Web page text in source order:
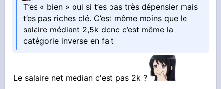
T’es « bien » oui si t’es pas très dépensier mais
t’es pas riches clé. C’est même moins que le
salaire médiant 2,5k donc c’est même la
catégorie inverse en fait
Le salaire net median c'est pas 2k ?